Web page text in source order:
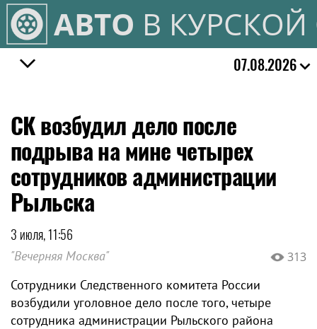
АВТО В
07.08.2026
СК возбудил дело после
подрыва на мине четырех
сотрудников администрации
Рыльска
3 июля, 11:56
"Вечерняя Москва" 313
Сотрудники Следственного комитета России
возбудили уголовное дело после того, четыре
сотрудника администрации Рыльского района